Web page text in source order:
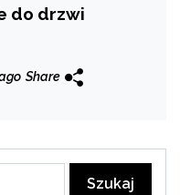
do drzwi
Share